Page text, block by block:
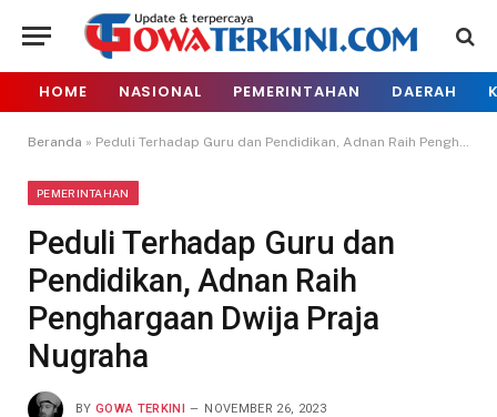
HOME NASIONAL PEMERINTAHAN DAERAH
Beranda » Peduli Terhadap Guru dan Pendidikan, Adnan Raih Penghargaan Dwija Praja Nugraha
PEMERINTAHAN
Peduli Terhadap Guru dan
Pendidikan, Adnan Raih
Penghargaan Dwija Praja
Nugraha
BY GOWA TERKINI NOVEMBER 26, 2023